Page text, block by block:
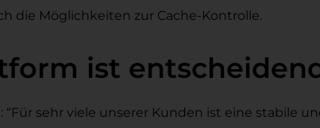
die Möglichkeiten zur Cache-Kontrolle.
ist
sehr viele unserer Kunden ist eine stabile